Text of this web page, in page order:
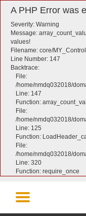
A PHP Error was
Severity: Warning
Message:
values!
Filename: core/
Line Number: 147
Backtrace:
File:
/home/nmdq032018/
Line: 147
Function:
File:
/home/nmdq032018/
Line: 125
Function:
File:
/home/nmdq032018/
Line: 320
Function: require_once